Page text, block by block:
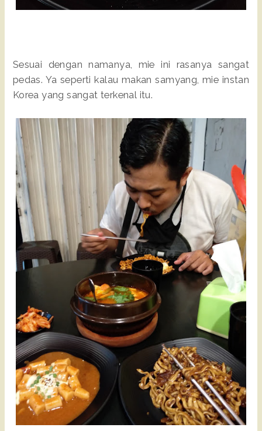
Sesuai dengan namanya, mie ini rasanya sangat
pedas. Ya seperti kalau makan samyang, mie instan
Korea yang sangat terkenal itu.